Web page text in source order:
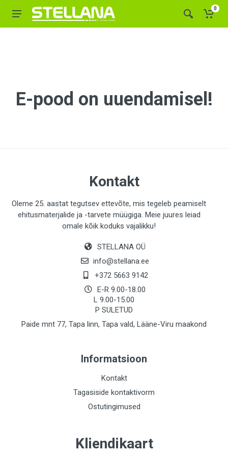
0
E-pood on uuendamisel!
Kontakt
Oleme 25. aastat tegutsev ettevõte, mis tegeleb peamiselt
ehitusmaterjalide ja -tarvete müügiga. Meie juures leiad
omale kõik koduks vajalikku!
STELLANA OÜ
info@stellana.ee
+372 5663 9142
E-R 9.00-18.00
L 9.00-15.00
P SULETUD
Paide mnt 77, Tapa linn, Tapa vald, Lääne-Viru maakond
Informatsioon
Kontakt
Tagasiside kontaktivorm
Ostutingimused
Kliendikaart